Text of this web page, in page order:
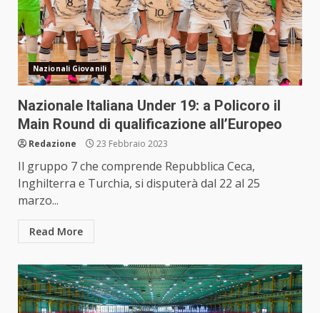
Nazionali Giovanili
Nazionale Italiana Under 19: a Policoro il
Main Round di qualificazione all’Europeo
Redazione 23 Febbraio 2023
Il gruppo 7 che comprende Repubblica Ceca,
Inghilterra e Turchia, si disputerà dal 22 al 25
marzo...
Read More